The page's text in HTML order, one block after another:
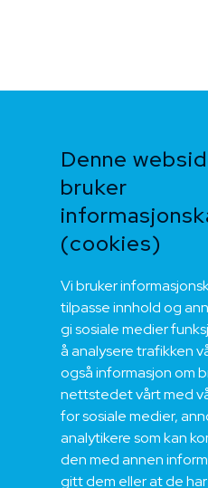
Denne
bruker
(cookies)
Vi bruker
tilpasse innhold og
gi sosiale medier
å analysere trafikken
også informasjon om
nettstedet vårt med
for sosiale medier,
analytikere som kan
den med annen
gitt dem eller at de